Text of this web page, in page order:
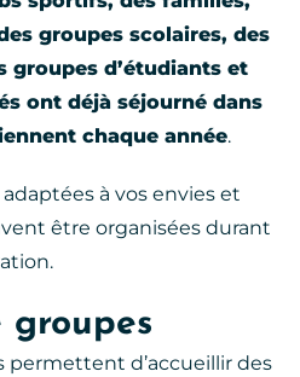
groupes scolaires, des
groupes d’étudiants et
ont déjà séjourné dans
chaque année.
à vos envies et
être organisées durant
groupes
permettent d’accueillir des